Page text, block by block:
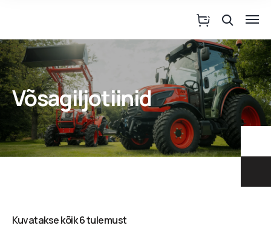
Võsagiljotiinid
Kuvatakse kõik 6 tulemust